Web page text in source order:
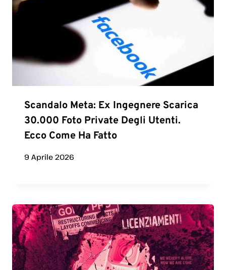
Scandalo Meta: Ex Ingegnere Scarica
30.000 Foto Private Degli Utenti.
Ecco Come Ha Fatto
9 Aprile 2026